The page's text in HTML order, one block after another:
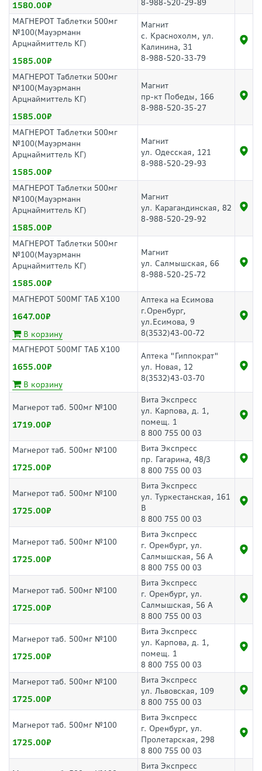
1580.00
8-988-520-29-89
МАГНЕРОТ Таблетки 500мг
№100(Мауэрманн
Арцнаймиттель КГ)
1585.00
Магнит
с. Краснохолм, ул.
Калинина, 31
8-988-520-33-79
МАГНЕРОТ Таблетки 500мг
№100(Мауэрманн
Арцнаймиттель КГ)
1585.00
Магнит
пр-кт Победы, 166
8-988-520-35-27
МАГНЕРОТ Таблетки 500мг
№100(Мауэрманн
Арцнаймиттель КГ)
1585.00
Магнит
ул. Одесская, 121
8-988-520-29-93
МАГНЕРОТ Таблетки 500мг
№100(Мауэрманн
Арцнаймиттель КГ)
1585.00
Магнит
ул. Карагандинская, 82
8-988-520-29-92
МАГНЕРОТ Таблетки 500мг
№100(Мауэрманн
Арцнаймиттель КГ)
1585.00
Магнит
ул. Салмышская, 66
8-988-520-25-72
МАГНЕРОТ 500МГ ТАБ Х100
1647.00
В корзину
Аптека на Есимова
г.Оренбург,
ул.Есимова, 9
8(3532)43-00-72
МАГНЕРОТ 500МГ ТАБ Х100
1655.00
В корзину
Аптека "Гиппократ"
ул. Новая, 12
8(3532)43-03-70
Магнерот таб. 500мг №100
1719.00
Вита Экспресс
ул. Карпова, д. 1,
помещ. 1
8 800 755 00 03
Магнерот таб. 500мг №100
1725.00
Вита Экспресс
пр. Гагарина, 48/3
8 800 755 00 03
Магнерот таб. 500мг №100
1725.00
Вита Экспресс
ул. Туркестанская, 161
В
8 800 755 00 03
Магнерот таб. 500мг №100
1725.00
Вита Экспресс
г. Оренбург, ул.
Салмышская, 56 А
8 800 755 00 03
Магнерот таб. 500мг №100
1725.00
Вита Экспресс
г. Оренбург, ул.
Салмышская, 56 А
8 800 755 00 03
Магнерот таб. 500мг №100
1725.00
Вита Экспресс
ул. Карпова, д. 1,
помещ. 1
8 800 755 00 03
Магнерот таб. 500мг №100
1725.00
Вита Экспресс
ул. Львовская, 109
8 800 755 00 03
Магнерот таб. 500мг №100
1725.00
Вита Экспресс
г. Оренбург, ул.
Пролетарская, 298
8 800 755 00 03
Вита Экспресс